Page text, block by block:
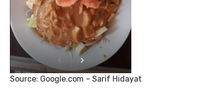
Source: Google.com – Sarif Hidayat